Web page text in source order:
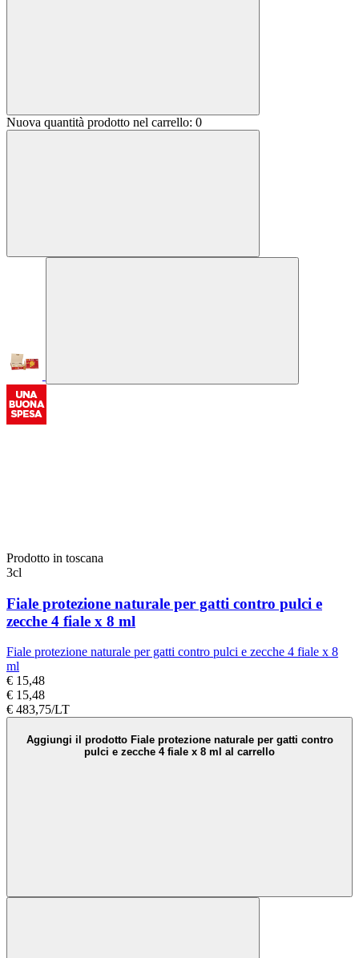
Nuova quantità prodotto nel carrello: 0
Prodotto in toscana
3cl
Fiale protezione naturale per gatti contro pulci e
zecche 4 fiale x 8 ml
Fiale protezione naturale per gatti contro pulci e zecche 4 fiale x 8
ml
€ 15,48
€ 15,48
€ 483,75/LT
Aggiungi il prodotto Fiale protezione naturale per gatti contro
pulci e zecche 4 fiale x 8 ml al carrello